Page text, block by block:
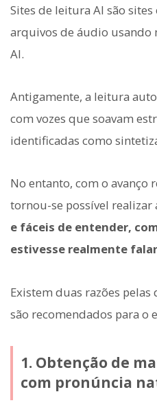
Sites de leitura AI são
arquivos de áudio usando
AI.
Antigamente, a leitura
com vozes que soavam
identificadas como
No entanto, com o avanço
tornou-se possível realizar
e fáceis de entender,
estivesse realmente
Existem duas razões
são recomendados para o
1. Obtenção de
com pronúncia